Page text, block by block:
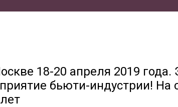
18-20 апреля 2019 года.
бьюти-индустрии! На